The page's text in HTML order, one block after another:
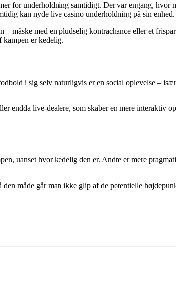
for underholdning samtidigt. Der var engang, hvor
kan nyde live casino underholdning på sin enhed.
måske med en pludselig kontrachance eller et
kampen er kedelig.
i sig selv naturligvis er en social oplevelse –
endda live-dealere, som skaber en mere interaktiv
uanset hvor kedelig den er. Andre er mere
måde går man ikke glip af de potentielle